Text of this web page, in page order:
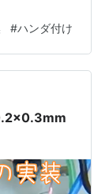
は交換して
れいになった
ットも清掃・
レッシュ完
#ハンダ付け